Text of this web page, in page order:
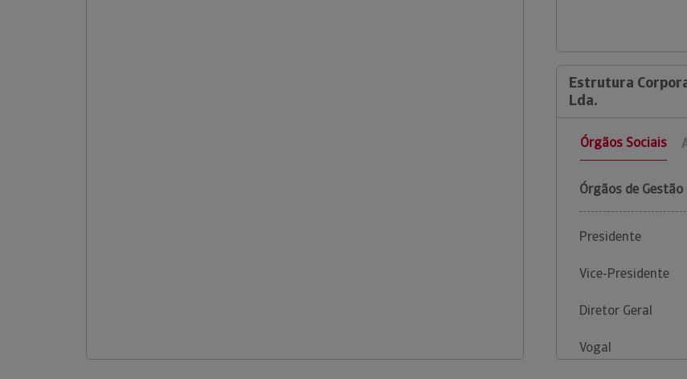
Estrutura
Lda.
Órgãos Sociais
Órgãos de Gestão
Presidente
Vice-Presidente
Diretor Geral
Vogal